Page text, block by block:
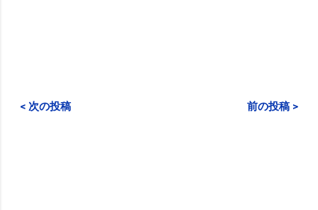
< 次の投稿 前の投稿 >